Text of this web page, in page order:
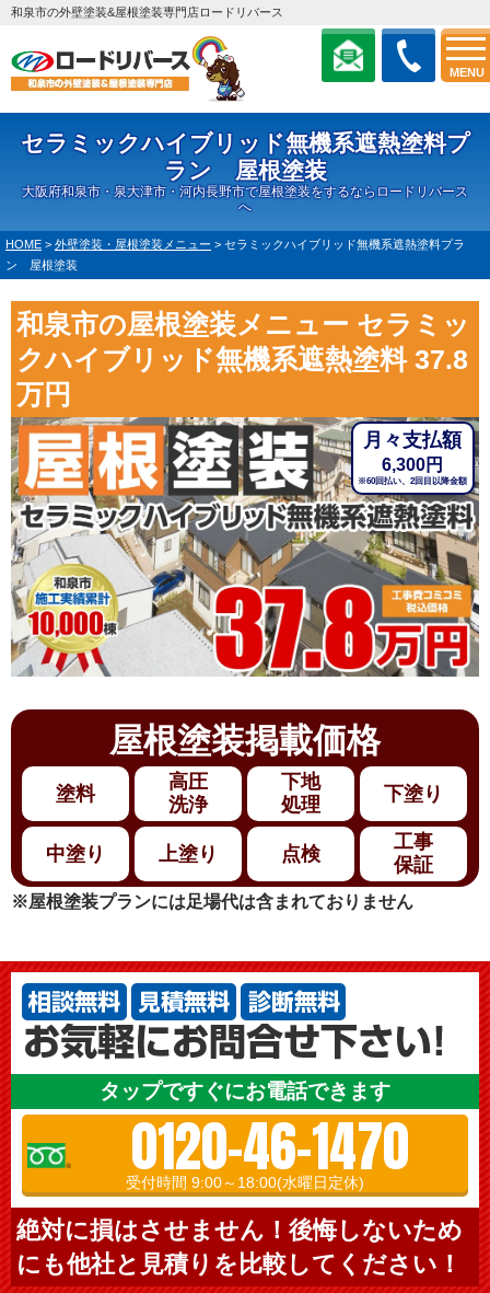
MENU
和泉市の外壁塗装&屋根塗装専門店ロードリバース
セラミックハイブリッド無機系遮熱塗料プ
ラン 屋根塗装
大阪府和泉市・泉大津市・河内長野市で屋根塗装をするならロードリバース
へ
HOME > 外壁塗装・屋根塗装メニュー > セラミックハイブリッド無機系遮熱塗料プラ
ン 屋根塗装
和泉市の屋根塗装メニュー セラミッ
クハイブリッド無機系遮熱塗料 37.8
万円
月々支払額
6,300円
※60回払い、2回目以降金額
屋根塗装掲載価格
塗料
高圧
洗浄
下地
処理
下塗り
中塗り 上塗り 点検
工事
保証
※屋根塗装プランには足場代は含まれておりません
タップですぐにお電話できます
0120-46-1470
受付時間 9:00～18:00(水曜日定休)
絶対に損はさせません！後悔しないため
にも他社と見積りを比較してください！